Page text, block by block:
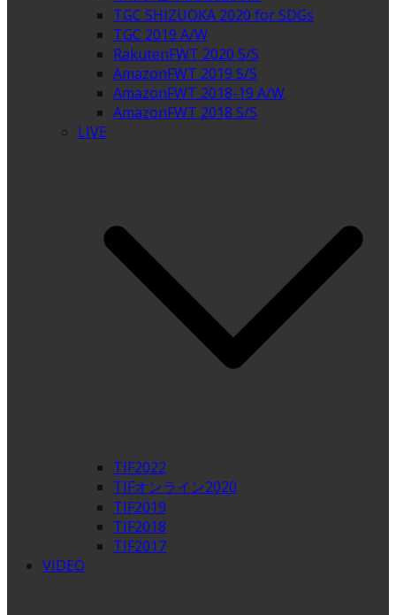
TGC SHIZUOKA 2020 for SDGs
TGC 2019 A/W
RakutenFWT 2020 S/S
AmazonFWT 2019 S/S
AmazonFWT 2018-19 A/W
AmazonFWT 2018 S/S
LIVE
TIF2022
TIFオンライン2020
TIF2019
TIF2018
TIF2017
VIDEO